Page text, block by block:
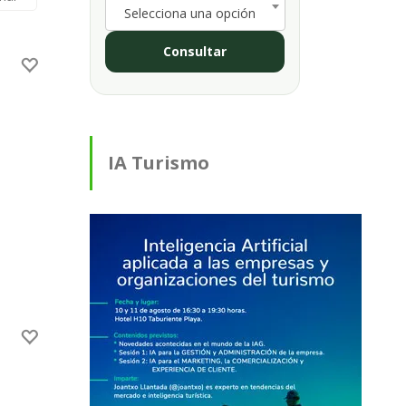
Selecciona una opción
Consultar
IA Turismo